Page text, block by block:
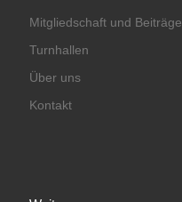
Mitgliedschaft und Beiträge
Turnhallen
Über uns
Kontakt